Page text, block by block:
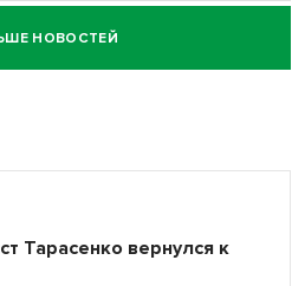
обеспечит
ЕДГ в Новосибирской
НОВОСТЕЙ
Тарасенко вернулся к